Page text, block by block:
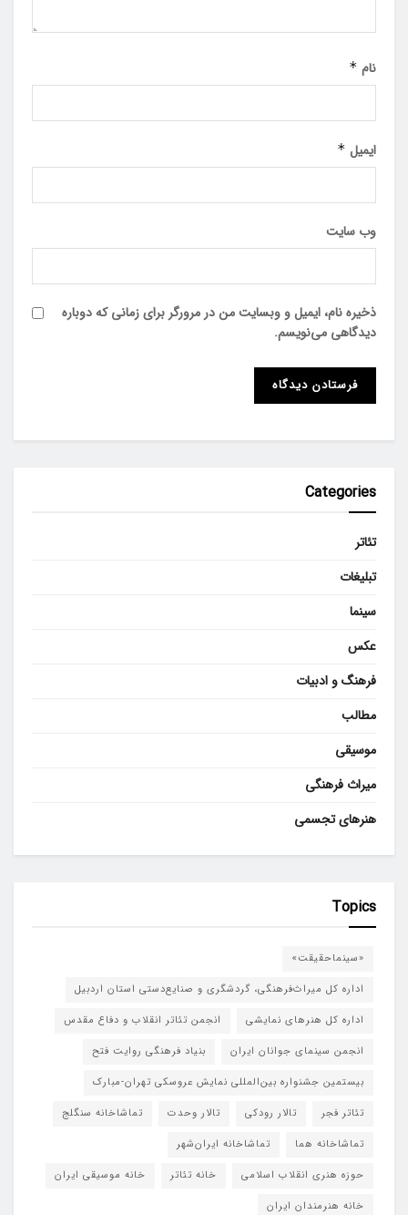
نام *
ایمیل *
وب‌ سایت
ذخیره نام، ایمیل و وبسایت من در مرورگر برای زمانی که دوباره
دیدگاهی می‌نویسم.
Categories
تئاتر
تبلیغات
سینما
عکس
فرهنگ و ادبیات
مطالب
موسیقی
میراث فرهنگی
هنرهای تجسمی
Topics
«سینماحقیقت»
اداره کل میراث‌فرهنگی، گردشگری و صنایع‌دستی استان اردبیل
اداره کل هنرهای نمایشی
انجمن تئاتر انقلاب و دفاع مقدس
انجمن سینمای جوانان ایران
بنیاد فرهنگی روایت فتح
بیستمین جشنواره بین‌المللی نمایش عروسکی تهران-مبارک
تئاتر فجر
تالار رودکی تالار وحدت
تماشاخانه سنگلج
تماشاخانه هما
تماشاخانه‌ ایران‌شهر
حوزه هنری انقلاب اسلامی
خانه تئاتر
خانه موسیقی ایران
خانه هنرمندان ایران